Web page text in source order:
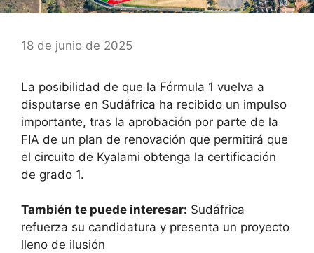
18 de junio de 2025
La posibilidad de que la Fórmula 1 vuelva a
disputarse en Sudáfrica ha recibido un impulso
importante, tras la aprobación por parte de la
FIA de un plan de renovación que permitirá que
el circuito de Kyalami obtenga la certificación
de grado 1.
También te puede interesar: Sudáfrica
refuerza su candidatura y presenta un proyecto
lleno de ilusión